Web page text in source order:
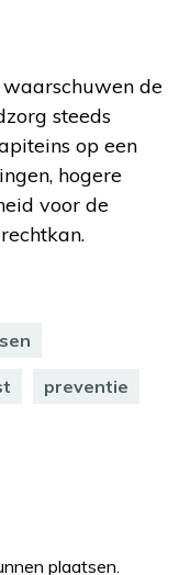
de
steeds
op een
hogere
voor de
preventie
plaatsen.